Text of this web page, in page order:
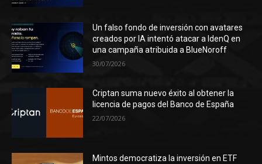
Un falso fondo de inversión con avatares
creados por IA intentó atacar a IdenQ en
una campaña atribuida a BlueNoroff
30/07/2026
Criptan suma nuevo éxito al obtener la
licencia de pagos del Banco de España
22/07/2026
Mintos democratiza la inversión en ETF